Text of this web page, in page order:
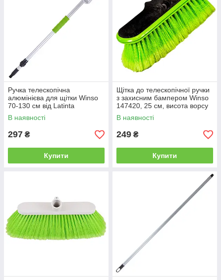
Ручка телескопічна
алюмінієва для щітки Winso
70-130 см від Latinta
В наявності
297 ₴
Купити
Щітка до телескопічної ручки
з захисним бампером Winso
147420, 25 см, висота ворсу
6 см від Latinta
В наявності
249 ₴
Купити